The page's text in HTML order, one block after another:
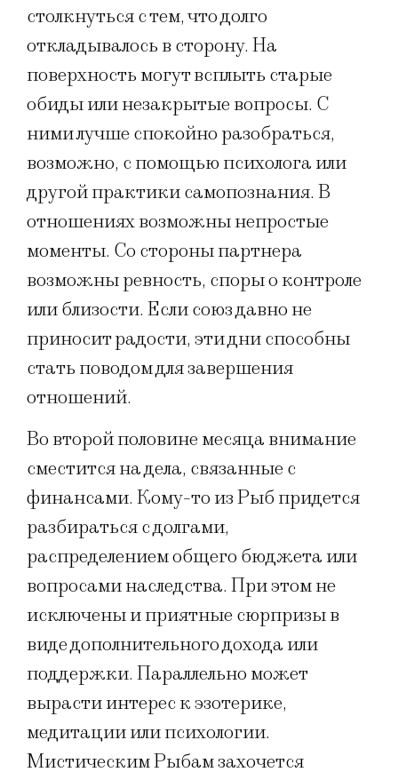
столкнуться с тем, что долго
откладывалось в сторону. На
поверхность могут всплыть старые
обиды или незакрытые вопросы. С
ними лучше спокойно разобраться,
возможно, с помощью психолога или
другой практики самопознания. В
отношениях возможны непростые
моменты. Со стороны партнера
возможны ревность, споры о контроле
или близости. Если союз давно не
приносит радости, эти дни способны
стать поводом для завершения
отношений.
Во второй половине месяца внимание
сместится на дела, связанные с
финансами. Кому-то из Рыб придется
разбираться с долгами,
распределением общего бюджета или
вопросами наследства. При этом не
исключены и приятные сюрпризы в
виде дополнительного дохода или
поддержки. Параллельно может
вырасти интерес к эзотерике,
медитации или психологии.
Мистическим Рыбам захочется